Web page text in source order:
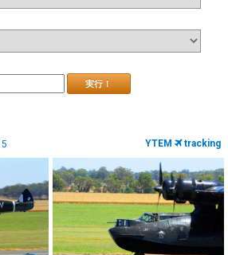
実行！
5 YTEM tracking